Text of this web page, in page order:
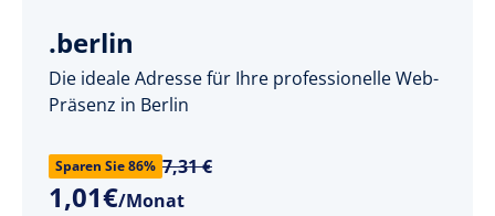
.berlin
Die ideale Adresse für Ihre professionelle Web-
Präsenz in Berlin
Sparen Sie 86% 7,31 €
1,01€/Monat